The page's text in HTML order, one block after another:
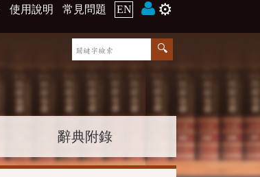
使用說明 常見問題 EN ⚙️
辭典附錄